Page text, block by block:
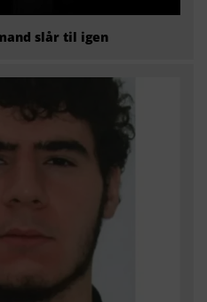
slår til igen